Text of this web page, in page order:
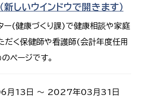
しいウインドウで開きます）
ー(健康づくり課)で健康相談や家庭
だく保健師や看護師(会計年度任用
ページです。
月13日 ～ 2027年03月31日